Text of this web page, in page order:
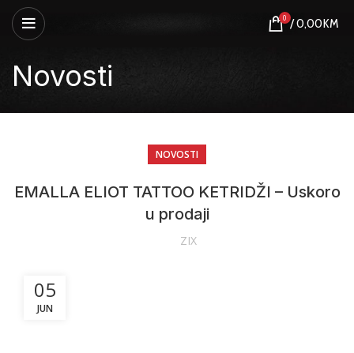
0 /0,00KM
Novosti
NOVOSTI
EMALLA ELIOT TATTOO KETRIDŽI – Uskoro
u prodaji
ZIX
05
JUN